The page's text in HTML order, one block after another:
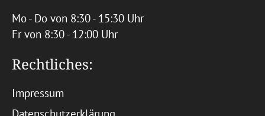
Mo - Do von 8:30 - 15:30 Uhr
Fr von 8:30 - 12:00 Uhr
Rechtliches:
Impressum